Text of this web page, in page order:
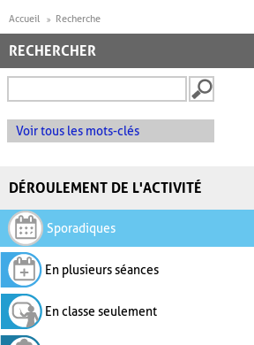
Accueil Recherche
RECHERCHER
Voir tous les mots-clés
DÉROULEMENT DE L'ACTIVITÉ
Sporadiques
En plusieurs séances
En classe seulement